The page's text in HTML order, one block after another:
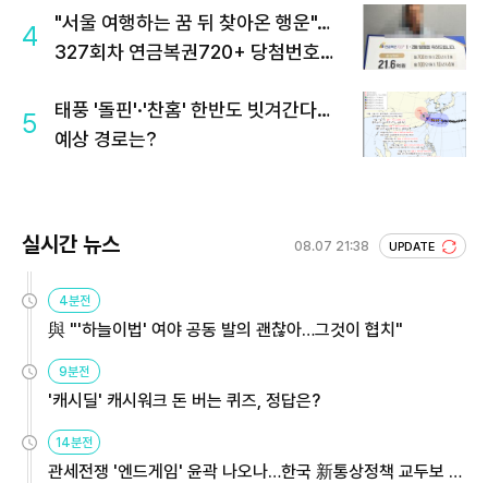
4
"서울 여행하는 꿈 뒤 찾아온 행운"…
327회차 연금복권720+ 당첨번호조
5
태풍 '돌핀'·'찬홈' 한반도 빗겨간다…
예상 경로는?
실시간 뉴스 08.07 21:38 UPDATE
4분전
與 "'하늘이법' 여야 공동 발의 괜찮아…그것이 협치"
9분전
'캐시딜' 캐시워크 돈 버는 퀴즈, 정답은?
14분전
관세전쟁 '엔드게임' 윤곽 나오나…한국 新통상정책 교두보 활